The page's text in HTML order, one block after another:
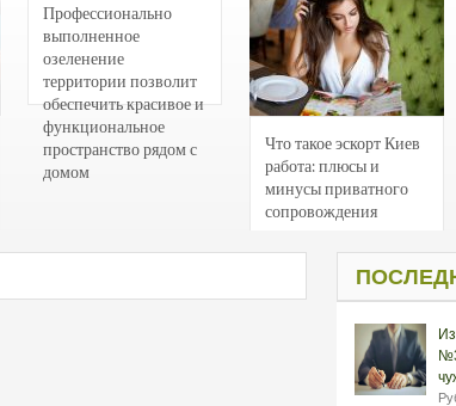
Профессионально
выполненное
озеленение
территории позволит
обеспечить красивое и
функциональное
пространство рядом с
домом
Что такое эскорт Киев
работа: плюсы и
минусы приватного
сопровождения